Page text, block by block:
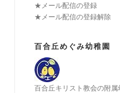
★メール配信の登録
★メール配信の登録解除
百合丘めぐみ幼稚園
百合丘キリスト教会の附属